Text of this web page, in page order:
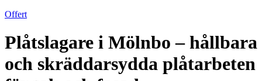
Offert
Plåtslagare i Mölnbo – hållbara
och skräddarsydda plåtarbeten